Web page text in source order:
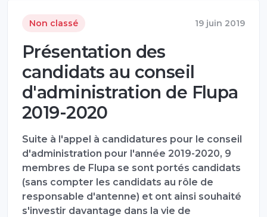
Non classé 19 juin 2019
Présentation des
candidats au conseil
d'administration de Flupa
2019-2020
Suite à l'appel à candidatures pour le conseil
d'administration pour l'année 2019-2020, 9
membres de Flupa se sont portés candidats
(sans compter les candidats au rôle de
responsable d'antenne) et ont ainsi souhaité
s'investir davantage dans la vie de